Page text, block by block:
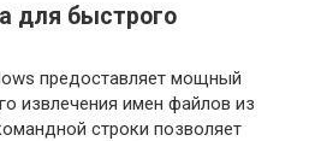
для быстрого
предоставляет мощный
извлечения имен файлов из
строки позволяет